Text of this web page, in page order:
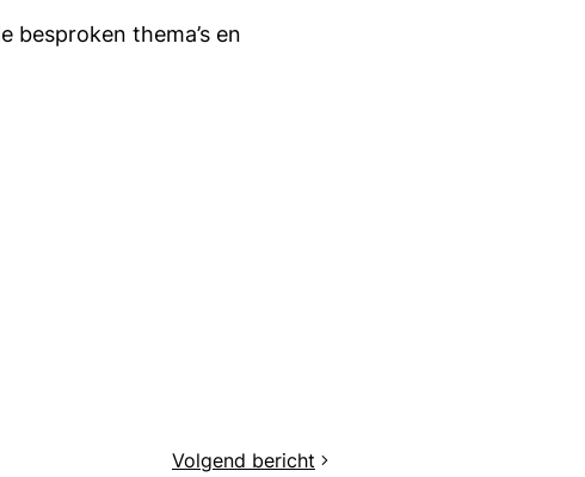
besproken thema’s en
Volgend bericht
NVML